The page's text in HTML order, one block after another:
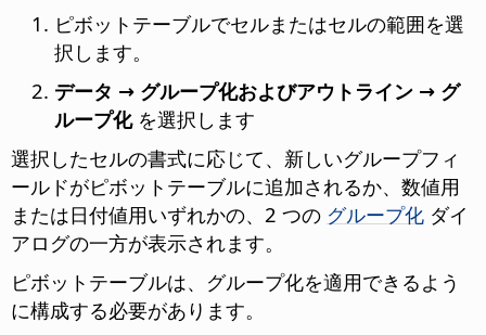
ピボットテーブルでセルまたはセルの範囲を選
択します。
データ → グループ化およびアウトライン → グ
ループ化を選択します
選択したセルの書式に応じて、新しいグループフィ
ールドがピボットテーブルに追加されるか、数値用
または日付値用いずれかの、2 つの グループ化 ダイ
アログの一方が表示されます。
ピボットテーブルは、グループ化を適用できるよう
に構成する必要があります。